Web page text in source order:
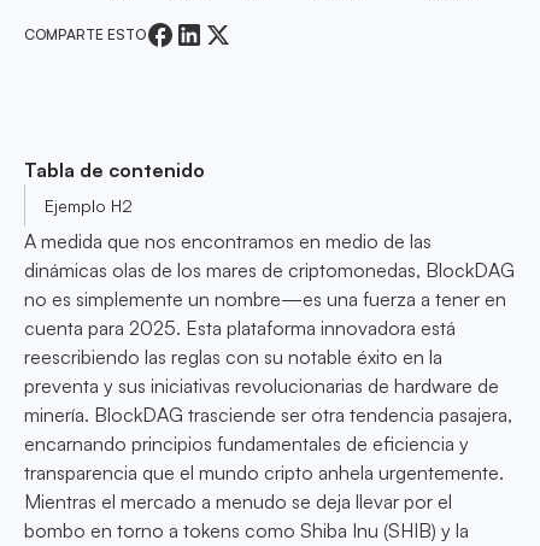
COMPARTE ESTO
Tabla de contenido
Ejemplo H2
A medida que nos encontramos en medio de las
dinámicas olas de los mares de criptomonedas, BlockDAG
no es simplemente un nombre—es una fuerza a tener en
cuenta para 2025. Esta plataforma innovadora está
reescribiendo las reglas con su notable éxito en la
preventa y sus iniciativas revolucionarias de hardware de
minería. BlockDAG trasciende ser otra tendencia pasajera,
encarnando principios fundamentales de eficiencia y
transparencia que el mundo cripto anhela urgentemente.
Mientras el mercado a menudo se deja llevar por el
bombo en torno a tokens como Shiba Inu (SHIB) y la